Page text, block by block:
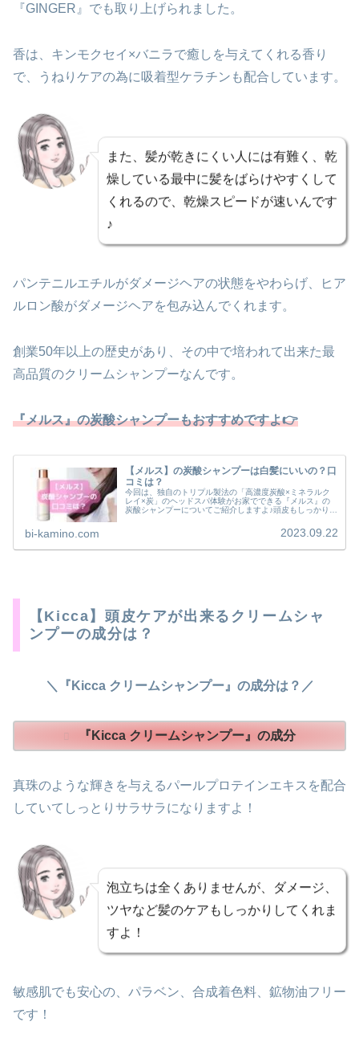
『GINGER』でも取り上げられました。
香は、キンモクセイ×バニラで癒しを与えてくれる香り
で、うねりケアの為に吸着型ケラチンも配合しています。
また、髪が乾きにくい人には有難く、乾
燥している最中に髪をばらけやすくして
くれるので、乾燥スピードが速いんです
♪
パンテニルエチルがダメージヘアの状態をやわらげ、ヒア
ルロン酸がダメージヘアを包み込んでくれます。
創業50年以上の歴史があり、その中で培われて出来た最
高品質のクリームシャンプーなんです。
『メルス』の炭酸シャンプーもおすすめですよ👉
【メルス】の炭酸シャンプーは白髪にいいの？口
コミは？
今回は、独自のトリプル製法の「高濃度炭酸×ミネラルク
レイ×炭」のヘッドスパ体験がお家でできる『メルス』の
炭酸シャンプーについてご紹介しますよ♪頭皮もしっかりケ
ーを求めてはいませんか？オーガニックでありながら高濃
度の炭酸シャンプーでサロン級のヘアケアが出来たら最高
bi-kamino.com 2023.09.22
【Kicca】頭皮ケアが出来るクリームシャ
ンプーの成分は？
＼『Kicca クリームシャンプー』の成分は？／
『Kicca クリームシャンプー』の成分
真珠のような輝きを与えるパールプロテインエキスを配合
していてしっとりサラサラになりますよ！
泡立ちは全くありませんが、ダメージ、
ツヤなど髪のケアもしっかりしてくれま
すよ！
敏感肌でも安心の、パラベン、合成着色料、鉱物油フリー
です！